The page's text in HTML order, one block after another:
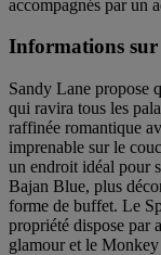
accompagnés par un
Informations
Sandy Lane propose
qui ravira tous les
raffinée romantique
imprenable sur le
un endroit idéal pour
Bajan Blue, plus
forme de buffet. Le
propriété dispose par
glamour et le